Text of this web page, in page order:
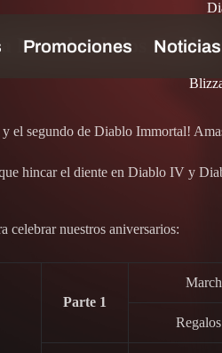
Marcha de los Goblins
segundo de Diablo Immortal!
hincar el diente en Diablo IV y
celebrar nuestros aniversarios:
Parte 1